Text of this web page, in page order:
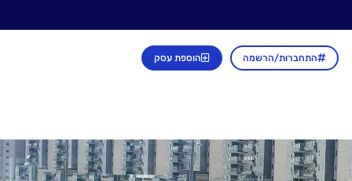
התחברות/הרשמה הוספת עסק